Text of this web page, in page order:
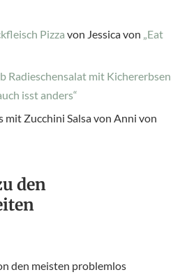
Pizza von Jessica von „Eat
Radieschensalat mit Kichererbsen
isst anders“
mit Zucchini Salsa von Anni von
den
den meisten problemlos